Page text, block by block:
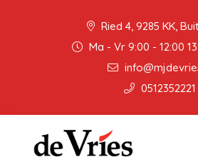
Ried 4, 9285 KK,
Ma - Vr 9:00 - 12:00
0512352221